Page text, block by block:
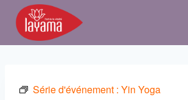
Aller
contenu
Série d'événement : Yin Yoga